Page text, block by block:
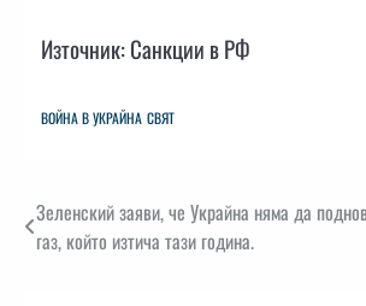
Източник: Санкции в РФ
ВОЙНА В УКРАЙНА СВЯТ
Навигация
Зеленский заяви, че Украйна няма да
газ, който изтича тази година.